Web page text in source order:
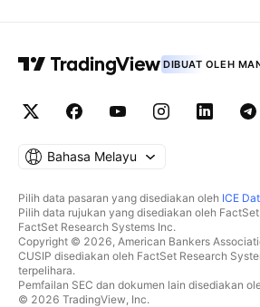
DIBUAT OLEH
Bahasa Melayu
Pilih data pasaran yang disediakan oleh ICE
Pilih data rujukan yang disediakan oleh
FactSet Research Systems Inc.
Copyright © 2026, American Bankers
CUSIP disediakan oleh FactSet Research
terpelihara.
Pemfailan SEC dan dokumen lain disediakan
© 2026 TradingView, Inc.